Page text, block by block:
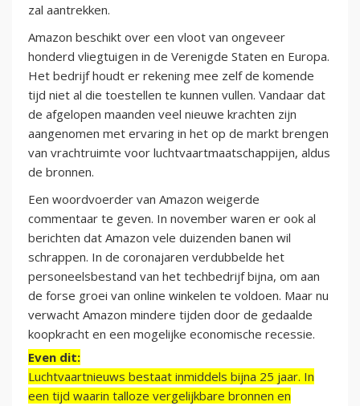
zal aantrekken.
Amazon beschikt over een vloot van ongeveer
honderd vliegtuigen in de Verenigde Staten en Europa.
Het bedrijf houdt er rekening mee zelf de komende
tijd niet al die toestellen te kunnen vullen. Vandaar dat
de afgelopen maanden veel nieuwe krachten zijn
aangenomen met ervaring in het op de markt brengen
van vrachtruimte voor luchtvaartmaatschappijen, aldus
de bronnen.
Een woordvoerder van Amazon weigerde
commentaar te geven. In november waren er ook al
berichten dat Amazon vele duizenden banen wil
schrappen. In de coronajaren verdubbelde het
personeelsbestand van het techbedrijf bijna, om aan
de forse groei van online winkelen te voldoen. Maar nu
verwacht Amazon mindere tijden door de gedaalde
koopkracht en een mogelijke economische recessie.
Even dit:
Luchtvaartnieuws bestaat inmiddels bijna 25 jaar. In
een tijd waarin talloze vergelijkbare bronnen en